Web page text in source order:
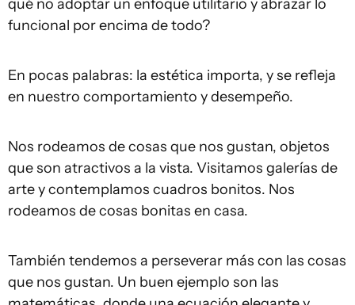
qué no adoptar un enfoque utilitario y abrazar lo
funcional por encima de todo?
En pocas palabras: la estética importa, y se refleja
en nuestro comportamiento y desempeño.
Nos rodeamos de cosas que nos gustan, objetos
que son atractivos a la vista. Visitamos galerías de
arte y contemplamos cuadros bonitos. Nos
rodeamos de cosas bonitas en casa.
También tendemos a perseverar más con las cosas
que nos gustan. Un buen ejemplo son las